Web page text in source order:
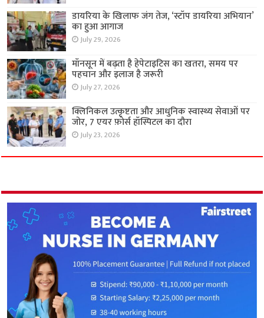
डायरिया के खिलाफ जंग तेज, ‘स्टॉप डायरिया अभियान’
का हुआ आगाज
July 29, 2026
मॉनसून में बढ़ता है हेपेटाइटिस का खतरा, समय पर
पहचान और इलाज है जरूरी
July 27, 2026
क्लिनिकल उत्कृष्टता और आधुनिक स्वास्थ्य सेवाओं पर
जोर, 7 एयर फ़ोर्स हॉस्पिटल का दौरा
July 23, 2026